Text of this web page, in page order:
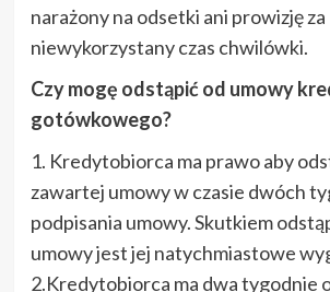
narażony na odsetki ani prowizję za
niewykorzystany czas chwilówki.
Czy mogę odstąpić od umowy
gotówkowego?
1. Kredytobiorca ma prawo aby
zawartej umowy w czasie dwóch
podpisania umowy. Skutkiem
umowy jest jej natychmiastowe
2.Kredytobiorca ma dwa tygodnie